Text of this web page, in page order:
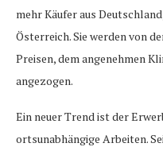
mehr Käufer aus
Österreich. Sie werden von
Preisen, dem angenehmen
angezogen.
Ein neuer Trend ist der
ortsunabhängige Arbeiten.